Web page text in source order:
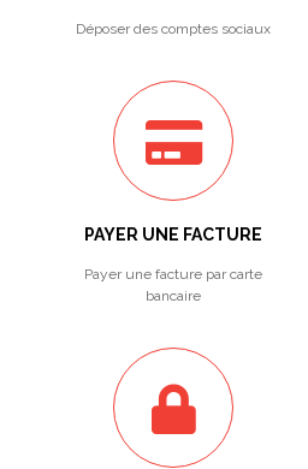
Déposer des comptes sociaux
PAYER UNE FACTURE
Payer une facture par carte
bancaire